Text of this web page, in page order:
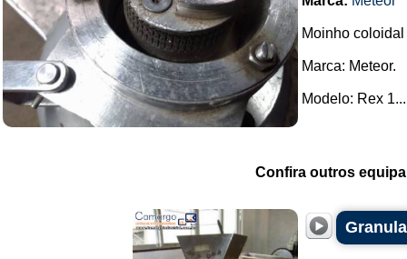
Moinho
Marca: Meteor.
Modelo: Rex
Confira outros